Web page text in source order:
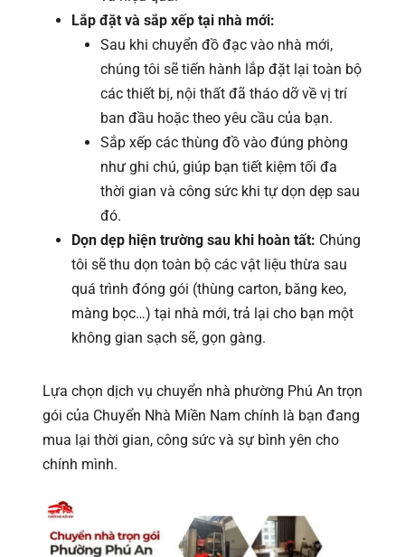
Lắp đặt và sắp xếp tại nhà mới:
Sau khi chuyển đồ đạc vào nhà mới,
chúng tôi sẽ tiến hành lắp đặt lại toàn bộ
các thiết bị, nội thất đã tháo dỡ về vị trí
ban đầu hoặc theo yêu cầu của bạn.
Sắp xếp các thùng đồ vào đúng phòng
như ghi chú, giúp bạn tiết kiệm tối đa
thời gian và công sức khi tự dọn dẹp sau
đó.
Dọn dẹp hiện trường sau khi hoàn tất: Chúng
tôi sẽ thu dọn toàn bộ các vật liệu thừa sau
quá trình đóng gói (thùng carton, băng keo,
màng bọc…) tại nhà mới, trả lại cho bạn một
không gian sạch sẽ, gọn gàng.
Lựa chọn dịch vụ chuyển nhà phường Phú An trọn
gói của Chuyển Nhà Miền Nam chính là bạn đang
mua lại thời gian, công sức và sự bình yên cho
chính mình.